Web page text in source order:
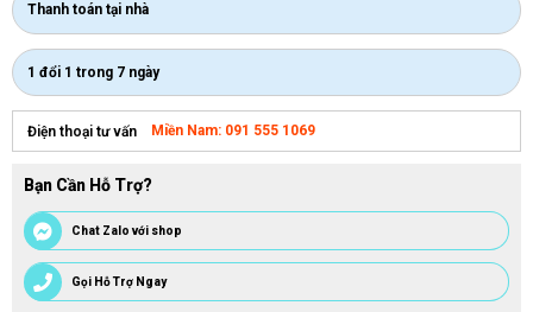
Thanh toán tại nhà
1 đổi 1 trong 7 ngày
Điện thoại tư vấn Miền Nam: 091 555 1069
Bạn Cần Hỗ Trợ?
Chat Zalo với shop
Gọi Hỗ Trợ Ngay